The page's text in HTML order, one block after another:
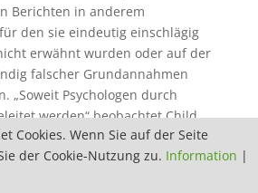
Berichten in anderem
den sie eindeutig einschlägig
erwähnt wurden oder auf der
falscher Grundannahmen
„Soweit Psychologen durch
werden“ beobachtet Child,
gehindert, korrekte Informationen
Forschung zu erhalten“, die ihre
beeinflussen würde (Seite
Cookies. Wenn Sie auf der Seite
der Cookie-Nutzung zu. Information |